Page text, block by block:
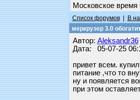
Московское время
Список форумов| В
меркрузер 3.0
Автор: Aleksandr36
Дата: 05-07-25
привет всем.
питание ,что то
ну и появляется
при этом